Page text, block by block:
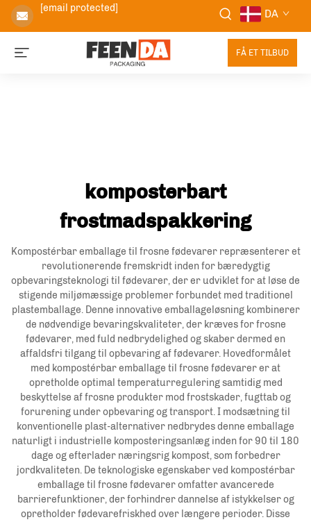
[email protected] DA
FÅ ET TILBUD
komposterbart
frostmadspakkering
Kompostérbar emballage til frosne fødevarer repræsenterer et
revolutionerende fremskridt inden for bæredygtig
opbevaringsteknologi til fødevarer, der er udviklet for at løse de
stigende miljømæssige problemer forbundet med traditionel
plastemballage. Denne innovative emballageløsning kombinerer
de nødvendige bevaringskvaliteter, der kræves for frosne
fødevarer, med fuld nedbrydelighed og skaber dermed en
affaldsfri tilgang til opbevaring af fødevarer. Hovedformålet
med kompostérbar emballage til frosne fødevarer er at
opretholde optimal temperaturregulering samtidig med
beskyttelse af frosne produkter mod frostskader, fugttab og
forurening under opbevaring og transport. I modsætning til
konventionelle plast-alternativer nedbrydes denne emballage
naturligt i industrielle komposteringsanlæg inden for 90 til 180
dage og efterlader næringsrig kompost, som forbedrer
jordkvaliteten. De teknologiske egenskaber ved kompostérbar
emballage til frosne fødevarer omfatter avancerede
barrierefunktioner, der forhindrer dannelse af istykkelser og
opretholder fødevarefriskhed over længere perioder. Disse